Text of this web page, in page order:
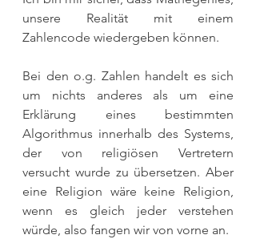
unsere Realität mit einem
Zahlencode wiedergeben können.
Bei den o.g. Zahlen handelt es sich
um nichts anderes als um eine
Erklärung eines bestimmten
Algorithmus innerhalb des Systems,
der von religiösen Vertretern
versucht wurde zu übersetzen. Aber
eine Religion wäre keine Religion,
wenn es gleich jeder verstehen
würde, also fangen wir von vorne an.